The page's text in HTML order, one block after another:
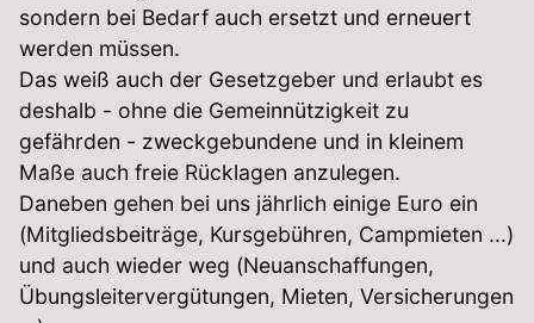
sondern bei Bedarf auch ersetzt und erneuert
werden müssen.
Das weiß auch der Gesetzgeber und erlaubt es
deshalb - ohne die Gemeinnützigkeit zu
gefährden - zweckgebundene und in kleinem
Maße auch freie Rücklagen anzulegen.
Daneben gehen bei uns jährlich einige Euro ein
(Mitgliedsbeiträge, Kursgebühren, Campmieten ...)
und auch wieder weg (Neuanschaffungen,
Übungsleitervergütungen, Mieten, Versicherungen